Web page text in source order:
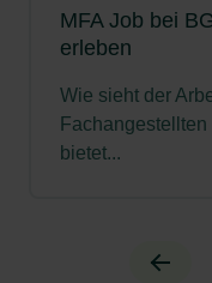
MFA Job bei
erleben
Wie sieht der
bietet...